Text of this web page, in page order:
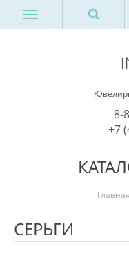
8-
+7
Главная
СЕРЬГИ